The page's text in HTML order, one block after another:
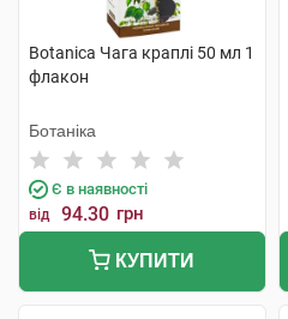
Botanica Чага краплі 50 мл 1
флакон
Ботаніка
Є в наявності
від 94.30 грн
КУПИТИ